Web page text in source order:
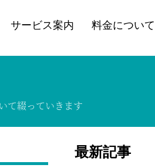
サービス案内 料金について
て綴っていきます
最新記事